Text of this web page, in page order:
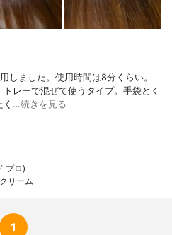
しました。使用時間は8分くらい。
レーで混ぜて使うタイプ。手袋とく
く…続きを見る
プロ)
リーム
1